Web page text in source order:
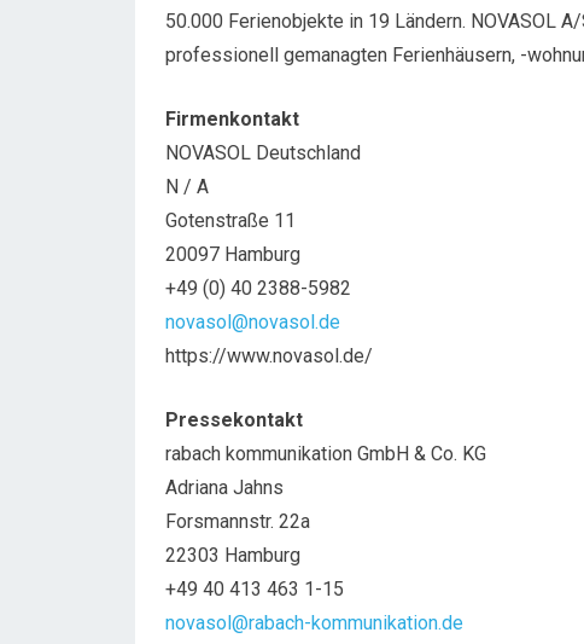
50.000 Ferienobjekte in 19 Ländern. NOVASOL
professionell gemanagten Ferienhäusern, -
Firmenkontakt
NOVASOL Deutschland
N / A
Gotenstraße 11
20097 Hamburg
+49 (0) 40 2388-5982
novasol@novasol.de
https://www.novasol.de/
Pressekontakt
rabach kommunikation GmbH & Co. KG
Adriana Jahns
Forsmannstr. 22a
22303 Hamburg
+49 40 413 463 1-15
novasol@rabach-kommunikation.de